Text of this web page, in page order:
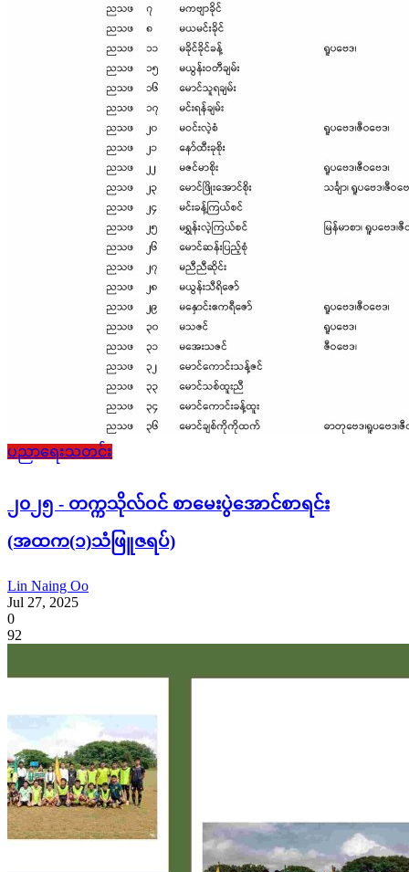
ပညာရေးသတင်း
၂၀၂၅ - တက္ကသိုလ်ဝင် စာမေးပွဲအောင်စာရင်း
(အထက(၁)သံဖြူဇရပ်)
Lin Naing Oo
Jul 27, 2025
0
92